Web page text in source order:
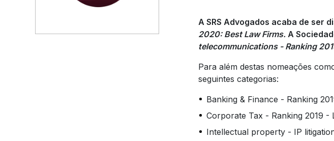
A SRS Advogados acaba de ser
2020: Best Law Firms. A
telecommunications - Ranking
Para além destas nomeações
seguintes categorias:
Banking & Finance - Ranking
Corporate Tax - Ranking 2019 -
Intellectual property - IP